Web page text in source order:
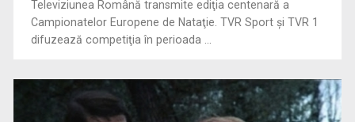
Notele la Bacalaureat, publicate de Ministerul Educației
Televiziunea Română transmite ediţia centenară a
Campionatelor Europene de Nataţie. TVR Sport şi TVR 1
difuzează competiţia în perioada ...